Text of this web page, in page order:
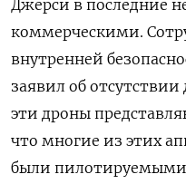
Джерси в последние
коммерческими.
внутренней
заявил об отсутствии
эти дроны
что многие из этих
были